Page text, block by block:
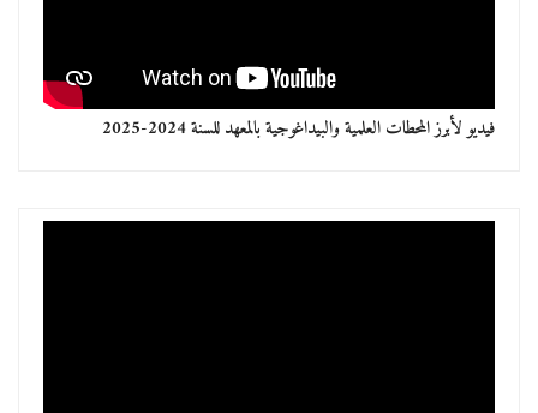
فيديو لأبرز المحطات العلمية والبيداغوجية بالمعهد للسنة 2024-2025